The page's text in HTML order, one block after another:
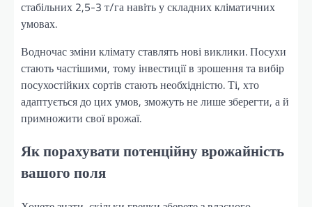
стабільних 2,5-3 т/га навіть у складних кліматичних
умовах.
Водночас зміни клімату ставлять нові виклики. Посухи
стають частішими, тому інвестиції в зрошення та вибір
посухостійких сортів стають необхідністю. Ті, хто
адаптується до цих умов, зможуть не лише зберегти, а й
примножити свої врожаї.
Як порахувати потенційну врожайність
вашого поля